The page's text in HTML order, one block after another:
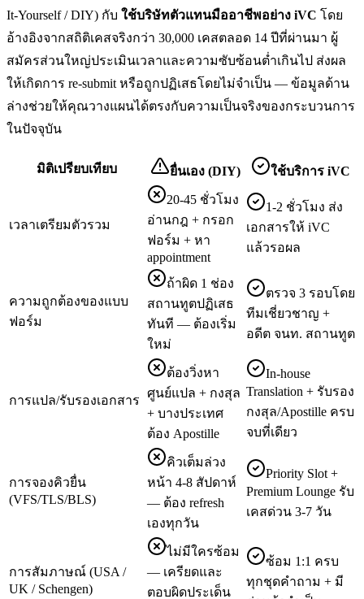
It-Yourself / DIY) กับ ใช้บริษัทตัวแทนมืออาชีพอย่าง iVC โดย
อ้างอิงจากสถิติเคสจริงกว่า 30,000 เคสตลอด 14 ปีที่ผ่านมา ผู้
สมัครส่วนใหญ่ประเมินเวลาและความซับซ้อนต่ำเกินไป ส่งผล
ให้เกิดการ re-submit หรือถูกปฏิเสธโดยไม่จำเป็น — ข้อมูลด้าน
ล่างช่วยให้คุณวางแผนได้ตรงกับความเป็นจริงของกระบวนการ
ในปัจจุบัน
มิติเปรียบเทียบ ยื่นเอง (DIY) ใช้บริการ iVC
เวลาเตรียมตัวรวม
20-45 ชั่วโมง
อ่านกฎ + กรอก
ฟอร์ม + หา
appointment
1-2 ชั่วโมง ส่ง
เอกสารให้ iVC
แล้วรอผล
ความถูกต้องของแบบ
ฟอร์ม
ถ้าผิด 1 ช่อง
สถานทูตปฏิเสธ
ทันที — ต้องเริ่ม
ใหม่
ตรวจ 3 รอบโดย
ทีมเชี่ยวชาญ +
อดีต จนท. สถานทูต
การแปล/รับรองเอกสาร
ต้องวิ่งหา
ศูนย์แปล + กงสุล
+ บางประเทศ
ต้อง Apostille
In-house
Translation + รับรอง
กงสุล/Apostille ครบ
จบที่เดียว
การจองคิวยื่น
(VFS/TLS/BLS)
คิวเต็มล่วง
หน้า 4-8 สัปดาห์
— ต้อง refresh
เองทุกวัน
Priority Slot +
Premium Lounge รับ
เคสด่วน 3-7 วัน
การสัมภาษณ์ (USA /
UK / Schengen)
ไม่มีใครซ้อม
— เครียดและ
ตอบผิดประเด็น
ซ้อม 1:1 ครบ
ทุกชุดคำถาม + มี